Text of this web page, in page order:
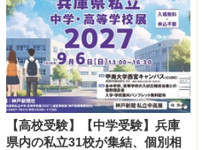
【高校受験】【中学受験】兵庫
県内の私立31校が集結、個別相